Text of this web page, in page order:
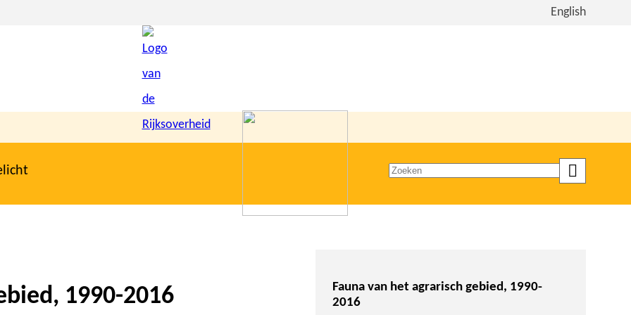
Bekijk
English
Zoeken
1990-2016
Fauna van het agrarisch gebied, 1990-
2016